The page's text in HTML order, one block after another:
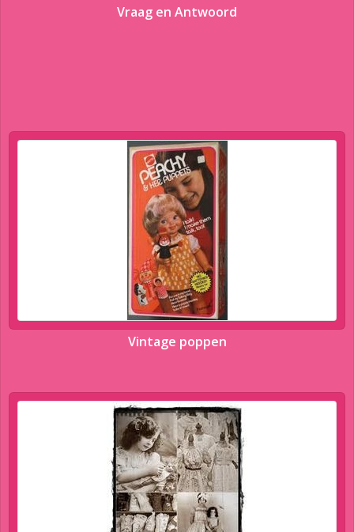
Vraag en Antwoord
Vintage poppen